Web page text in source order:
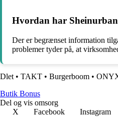
Hvordan har
Der er begrænset information
problemer tyder på, at
Dlet • TAKT • Burgerboom •
Butik Bonus
Del og vis omsorg
X
Facebook Instagram